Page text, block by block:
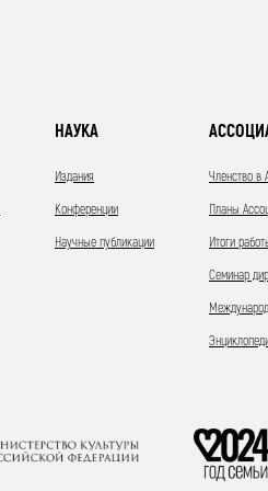
НАУКА
Издания
Конференции
Научные публикации
Членство в
Планы
Итоги
Семинар